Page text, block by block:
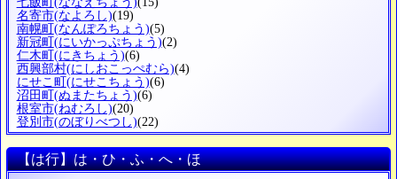
名寄市(なよろし)(19)
南幌町 (なんぽろちょう)(5)
新冠町 (にいかっぷちょう)(2)
仁木町 (にきちょう)(6)
西興部村(にしおこっぺむら)(4)
にせこ町 (にせこちょう)(6)
沼田町 (ぬまたちょう)(6)
根室市(ねむろし)(20)
登別市(のぼりべつし)(22)
【は行】は・ひ・ふ・へ・ほ